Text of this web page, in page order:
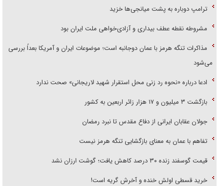
ترامپ دوباره به پشت میانجی‌ها خزید
مشروطه نقطه عطف بیداری و آزادی‌خواهی ملت ایران بود
مذاکرات تنگه هرمز با عمان دوجانبه است؛ موضوعات ایران و آمریکا بعداً بررسی
می‌شود
ادعا درباره «نحوه رد زنی محل استقرار شهید لاریجانی» صحت ندارد
بازگشت ۳ میلیون و ۱۷ هزار زائر اربعین به کشور
جولان عقابان ایرانی از دفاع مقدس تا نبرد رمضان
تفاهم با عمان به معنای بازگشایی تنگه هرمز نیست
قیمت گوسفند زنده ۳۰ درصد کاهش یافت؛ گوشت ارزان نشد
خرید قسطی اولش خنده و آخرش گریه است!